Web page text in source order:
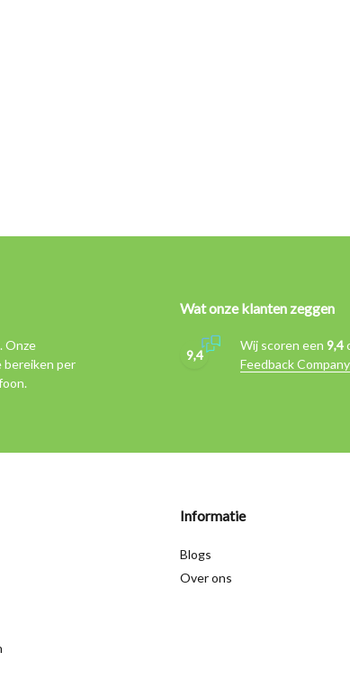
Onze
bereiken per
Wat onze klanten zeggen
9,4
Wij scoren een 9,4
Feedback Company
Informatie
Blogs
Over ons